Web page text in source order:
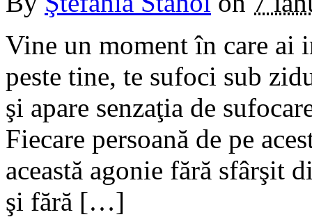
Vine un moment în care ai
peste tine, te sufoci sub
şi apare senzaţia de
Fiecare persoană de pe
această agonie fără sfârşit
şi fără […]